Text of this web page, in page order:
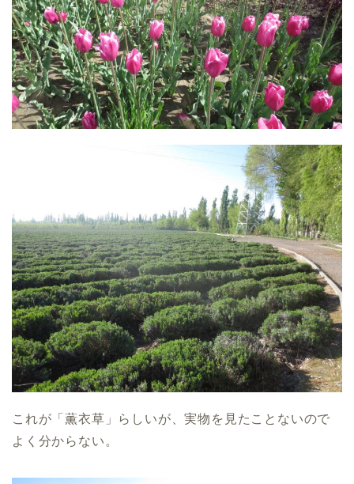
これが「薫衣草」らしいが、実物を見たことないので
よく分からない。